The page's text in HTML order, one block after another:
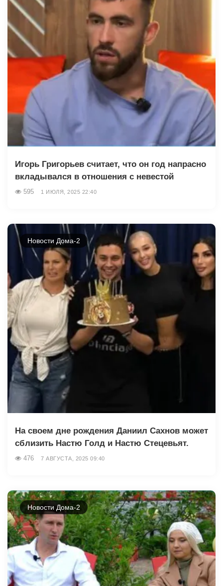
Игорь Григорьев считает, что он год напрасно
вкладывался в отношения с невестой
595 1 ИЮЛЯ, 2025 22:40
Новости Дома-2
На своем дне рождения Даниил Сахнов может
сблизить Настю Голд и Настю Стецевьят.
476 7 АВГУСТА, 2025 09:40
Новости Дома-2